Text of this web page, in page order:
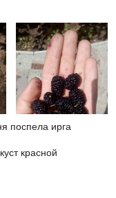
поспела ирга
красной